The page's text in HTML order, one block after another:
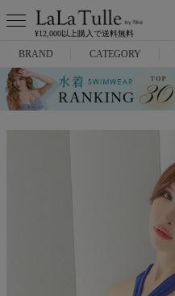
¥12,000以上購入で送料無料
BRAND
Anella
CATEGORY
ミニドレス